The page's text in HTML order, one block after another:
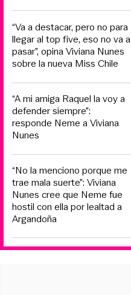
“Va a destacar, pero no para
llegar al top five, eso no va a
pasar”, opina Viviana Nunes
sobre la nueva Miss Chile
“A mi amiga Raquel la voy a
defender siempre”:
responde Neme a Viviana
Nunes
“No la menciono porque me
trae mala suerte”: Viviana
Nunes cree que Neme fue
hostil con ella por lealtad a
Argandoña